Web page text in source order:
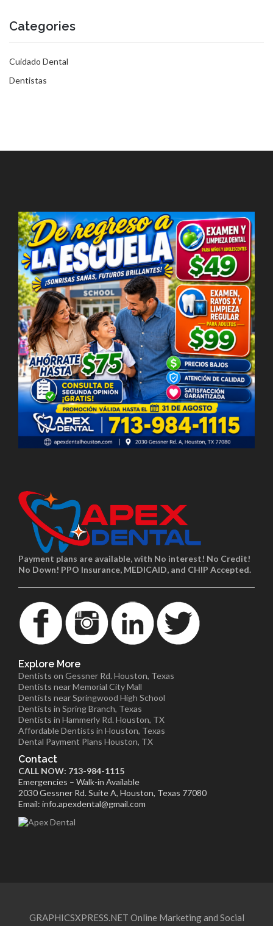
Categories
Cuidado Dental
Dentistas
Payment plans are available, with No interest! No Credit!
No Down! PPO Insurance, MEDICAID, and CHIP Accepted.
Explore More
Dentists on Gessner Rd. Houston, Texas
Dentists near Memorial City Mall
Dentists near Springwood High School
Dentists in Spring Branch, Texas
Dentists in Hammerly Rd. Houston, TX
Affordable Dentists in Houston, Texas
Dental Payment Plans Houston, TX
Contact
CALL NOW: 713-984-1115
Emergencies – Walk-in Available
2030 Gessner Rd. Suite A, Houston, Texas 77080
Email: info.apexdental@gmail.com
GRAPHICSXPRESS.NET Online Marketing and Social